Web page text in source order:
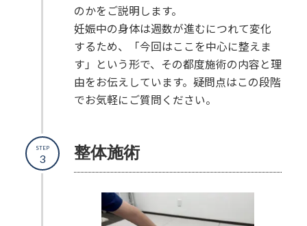
のかをご説明します。
妊娠中の身体は週数が進むにつれて変化
するため、「今回はここを中心に整えま
す」という形で、その都度施術の内容と理
由をお伝えしています。疑問点はこの段階
でお気軽にご質問ください。
整体施術
STEP
3